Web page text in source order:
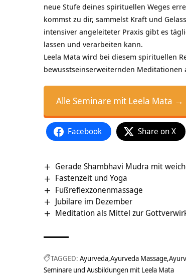
neue Stufe deines spirituellen Weges
kommst zu dir, sammelst Kraft und
intensiver angeleiteter Praxis gibt es
lassen und verarbeiten kann.
Leela Mata wird bei diesem spirituellen
bewusstseinserweiternden Meditationen
Alle Seminare mit Leela Mata →
Facebook Share on X
Gerade Shambhavi Mudra mit
Fastenzeit und Yoga
Fußreflexzonenmassage
Jubilare im Dezember
Meditation als Mittel zur
TAGGED: Ayurveda Ayurveda Massage
Seminare und Ausbildungen mit Leela Mata